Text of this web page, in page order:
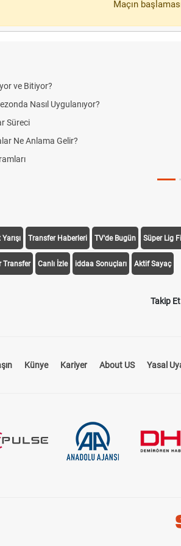
Maçın
ve Bitiyor?
Nasıl Uygulanıyor?
Süreci
Ne Anlama Gelir?
Transfer Haberleri TV'de Bugün Süper Lig
Transfer Canlı İzle iddaa Sonuçları Aktif Sayaç
Takip Et
Künye Kariyer About US Yasal